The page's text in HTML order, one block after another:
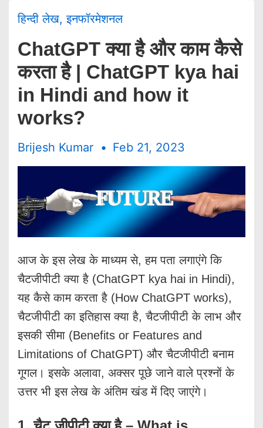
हिन्दी लेख,इनफॉरमेशनल
ChatGPT क्या है और काम कैसे
करता है | ChatGPT kya hai
in Hindi and how it
works?
Brijesh Kumar Feb 21, 2023
आज के इस लेख के माध्यम से, हम पता लगाएंगे कि
चैटजीपीटी क्या है (ChatGPT kya hai in Hindi),
यह कैसे काम करता है (How ChatGPT works),
चैटजीपीटी का इतिहास क्या है, चैटजीपीटी के लाभ और
इसकी सीमा (Benefits or Features and
Limitations of ChatGPT) और चैटजीपीटी बनाम
गूगल। इसके अलावा, अक्सर पूछे जाने वाले प्रश्नों के
उत्तर भी इस लेख के अंतिम खंड में दिए जाएंगे।